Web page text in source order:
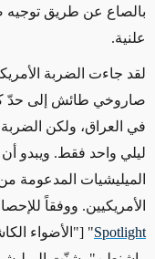
بالصاع عن طريق توجيه
علنية.
لقد جاءت الضربة
صاروخي طائش إلى حدّ
في العراق، ولكن
ليلي واحد فقط. ويبدو أن
الميليشيات المدعومة
الأمريكيين. ووفقاً
Spotlight" ["الأضواء